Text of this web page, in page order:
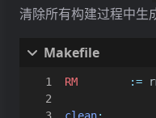
清除所有构建过程中生
RM :=